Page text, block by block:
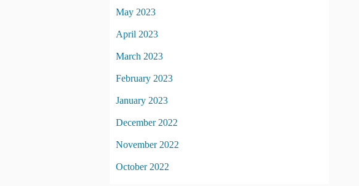
May 2023
April 2023
March 2023
February 2023
January 2023
December 2022
November 2022
October 2022